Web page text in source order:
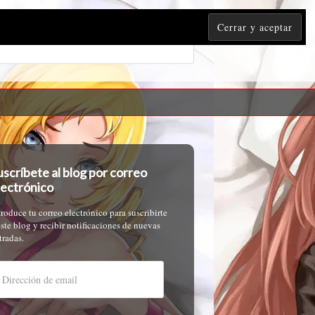
al blog por correo
tu correo electrónico para suscribirte
blog y recibir notificaciones de nuevas